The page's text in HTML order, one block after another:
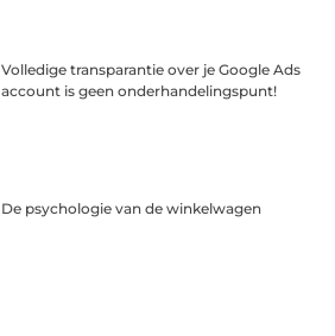
Volledige transparantie over je Google Ads
account is geen onderhandelingspunt!
De psychologie van de winkelwagen